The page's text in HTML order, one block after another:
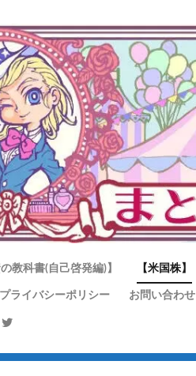
の教科書(自己啓発編)】 【米国株】
プライバシーポリシー お問い合わせ